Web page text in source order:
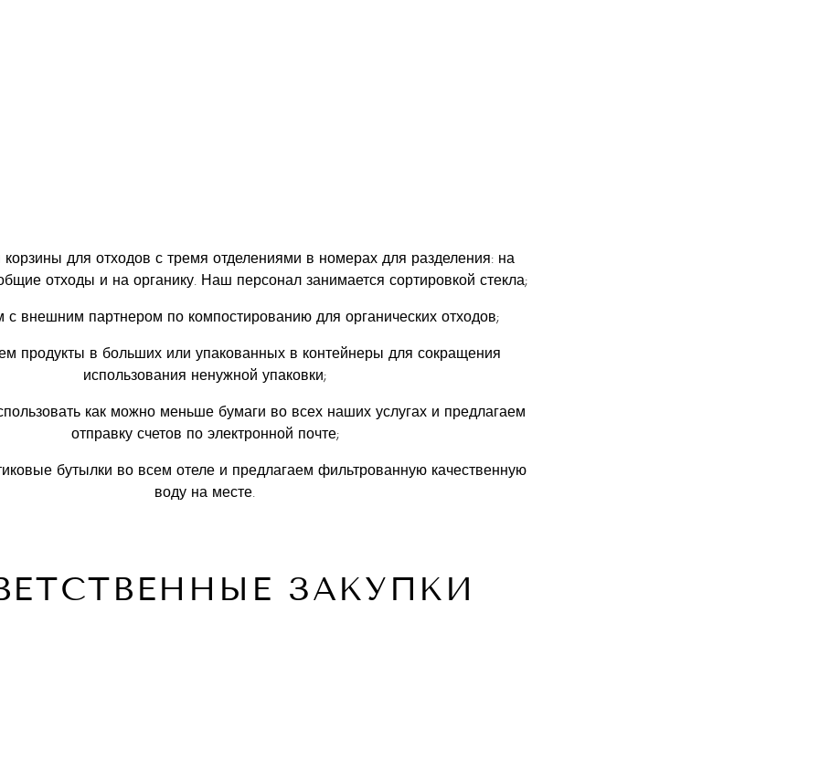
для отходов с тремя отделениями в номерах для разделения: на
отходы и на органику. Наш персонал занимается сортировкой стекла;
с внешним партнером по компостированию для органических отходов;
продукты в больших или упакованных в контейнеры для сокращения
использования ненужной упаковки;
как можно меньше бумаги во всех наших услугах и предлагаем
отправку счетов по электронной почте;
бутылки во всем отеле и предлагаем фильтрованную качественную
воду на месте.
ЗАКУПКИ